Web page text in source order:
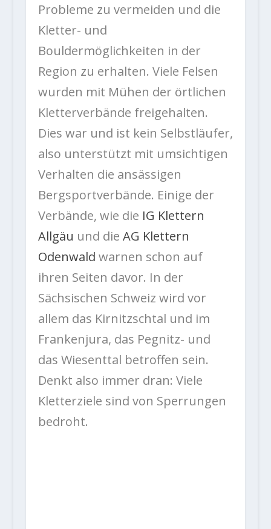
Probleme zu vermeiden und die
Kletter- und
Bouldermöglichkeiten in der
Region zu erhalten. Viele Felsen
wurden mit Mühen der örtlichen
Kletterverbände freigehalten.
Dies war und ist kein Selbstläufer,
also unterstützt mit umsichtigen
Verhalten die ansässigen
Bergsportverbände. Einige der
Verbände, wie die IG Klettern
Allgäu und die AG Klettern
Odenwald warnen schon auf
ihren Seiten davor. In der
Sächsischen Schweiz wird vor
allem das Kirnitzschtal und im
Frankenjura, das Pegnitz- und
das Wiesenttal betroffen sein.
Denkt also immer dran: Viele
Kletterziele sind von Sperrungen
bedroht.